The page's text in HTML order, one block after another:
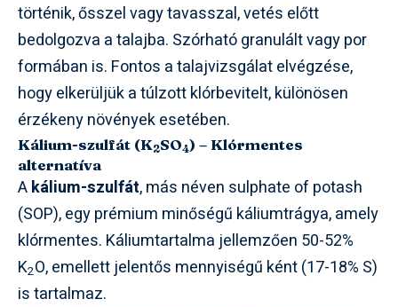
történik, ősszel vagy tavasszal, vetés előtt
bedolgozva a talajba. Szórható granulált vagy por
formában is. Fontos a talajvizsgálat elvégzése,
hogy elkerüljük a túlzott klórbevitelt, különösen
érzékeny növények esetében.
Kálium-szulfát (K2SO4) – Klórmentes
alternatíva
Akálium-szulfát, más néven sulphate of potash
(SOP), egy prémium minőségű káliumtrágya, amely
klórmentes. Káliumtartalma jellemzően 50-52%
K2O, emellett jelentős mennyiségű ként (17-18% S)
is tartalmaz.